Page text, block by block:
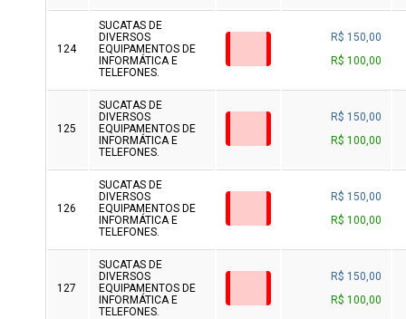
124
SUCATAS DE
DIVERSOS
EQUIPAMENTOS DE
INFORMÁTICA E
TELEFONES.
R$ 150,00
R$ 100,00
125
SUCATAS DE
DIVERSOS
EQUIPAMENTOS DE
INFORMÁTICA E
TELEFONES.
R$ 150,00
R$ 100,00
126
SUCATAS DE
DIVERSOS
EQUIPAMENTOS DE
INFORMÁTICA E
TELEFONES.
R$ 150,00
R$ 100,00
127
SUCATAS DE
DIVERSOS
EQUIPAMENTOS DE
INFORMÁTICA E
TELEFONES.
R$ 150,00
R$ 100,00